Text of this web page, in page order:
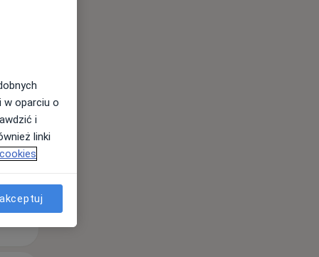
w oparciu o
i
linki